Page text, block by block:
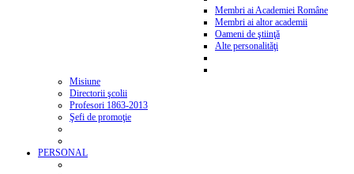
Membri ai Academiei Române
Membri ai altor academii
Oameni de ştiinţă
Alte personalităţi
Misiune
Directorii şcolii
Profesori 1863-2013
Şefi de promoţie
PERSONAL